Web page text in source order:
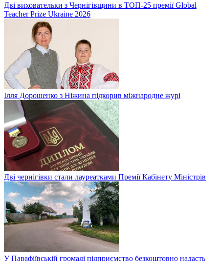
Дві виховательки з Чернігівщини в ТОП-25 премії Global
Teacher Prize Ukraine 2026
Ілля Дорошенко з Ніжина підкорив міжнародне журі
Дві чернігівки стали лауреатками Премії Кабінету Міністрів
У Парафіївській громаді підприємство безкоштовно надасть